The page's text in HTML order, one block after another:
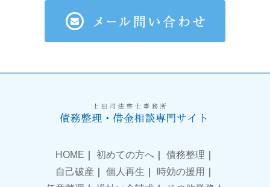
HOME 初めての方へ 債務整理
自己破産
個人再生 時効の援用